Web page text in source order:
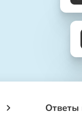
Ответы